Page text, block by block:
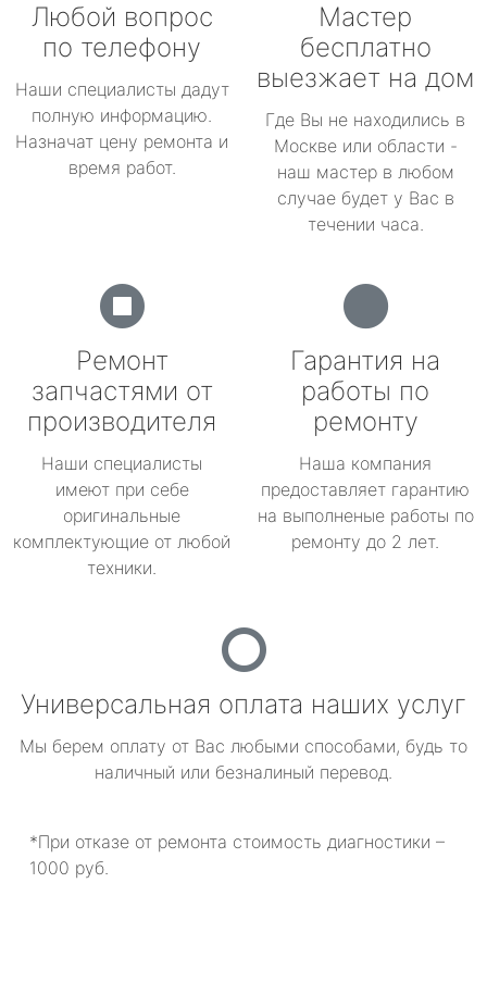
Любой вопрос
по телефону
Наши специалисты дадут
полную информацию.
Назначат цену ремонта и
время работ.
Мастер
бесплатно
выезжает на дом
Где Вы не находились в
Москве или области -
наш мастер в любом
случае будет у Вас в
течении часа.
Ремонт
запчастями от
производителя
Наши специалисты
имеют при себе
оригинальные
комплектующие от любой
техники.
Гарантия на
работы по
ремонту
Наша компания
предоставляет гарантию
на выполненые работы по
ремонту до 2 лет.
Универсальная оплата наших услуг
Мы берем оплату от Вас любыми способами, будь то
наличный или безналиный перевод.
*При отказе от ремонта стоимость диагностики –
1000 руб.